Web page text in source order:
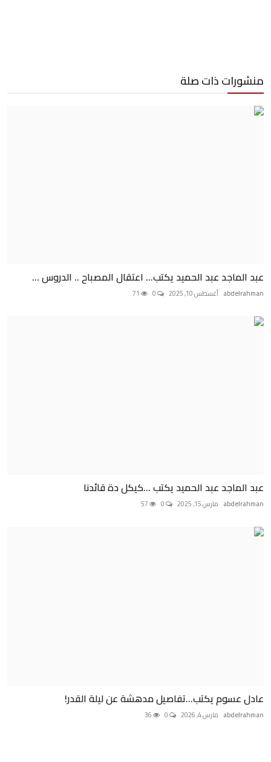
منشورات ذات صلة
عبد الماجد عبد الحميد يكتب... اعتقال المصباح .. الدروس ...
abdelrahman أغسطس 10, 2025
عبد الماجد عبد الحميد يكتب ...كيكل دة قائدنا
abdelrahman مارس 15, 2025
عادل عسوم يكتب...تفاصيل مدهشة عن ليلة القدر!
abdelrahman مارس 4, 2026